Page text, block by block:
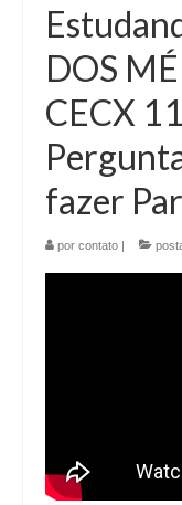
DOS
CECX
fazer
por contato |